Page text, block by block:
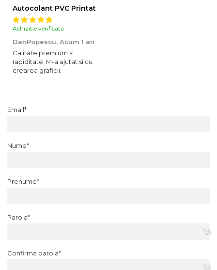
Autocolant PVC Printat
Achizitie verificata
DanPopescu, Acum 1 an
Calitate premium si
rapiditate. M-a ajutat si cu
crearea graficii.
Email*
Nume*
Prenume*
Parola*
Confirma parola*